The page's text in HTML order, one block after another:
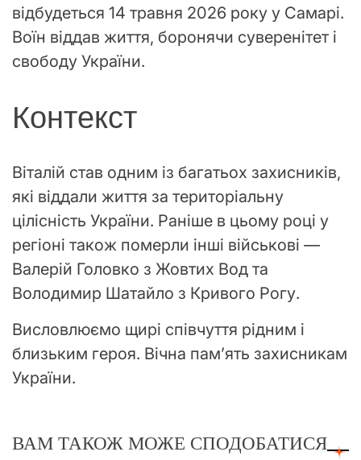
відбудеться 14 травня 2026 року у Самарі.
Воїн віддав життя, боронячи суверенітет і
свободу України.
Контекст
Віталій став одним із багатьох захисників,
які віддали життя за територіальну
цілісність України. Раніше в цьому році у
регіоні також померли інші військові —
Валерій Головко з Жовтих Вод та
Володимир Шатайло з Кривого Рогу.
Висловлюємо щирі співчуття рідним і
близьким героя. Вічна пам’ять захисникам
України.
ВАМ ТАКОЖ МОЖЕ СПОДОБАТИСЯ